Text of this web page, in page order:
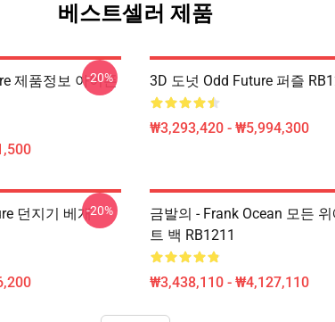
베스트셀러 제품
제품정보 아이폰
-20% 3D 도넛 Odd Future 퍼즐
₩3,293,420 - ₩5,994,300
던지기 베개-20%
금발의 - Frank Ocean 모든
트 백 RB1211
₩3,438,110 - ₩4,127,110